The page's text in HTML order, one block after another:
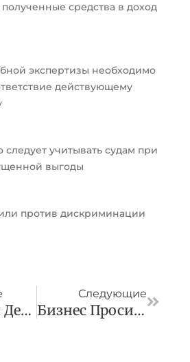
средства в доход
экспертизы необходимо
действующему
следует учитывать судам при
выгоды
против дискриминации
ВС Изучил Дело О Списании Неустойки
Следующие
Бизнес Просит Урегулировать Процедуру Деприватизации